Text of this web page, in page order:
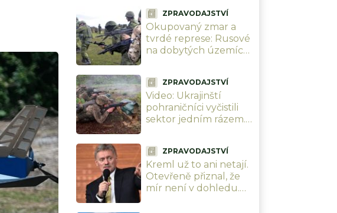
ZPRAVODAJSTVÍ
Okupovaný zmar a
tvrdé represe: Rusové
na dobytých územích
elektřiny i vody
ZPRAVODAJSTVÍ
Video: Ukrajinští
pohraničníci vyčistili
sektor jedním rázem.
Ocelová Hranice
ZPRAVODAJSTVÍ
Kreml už to ani netají.
Otevřeně přiznal, že
mír není v dohledu.